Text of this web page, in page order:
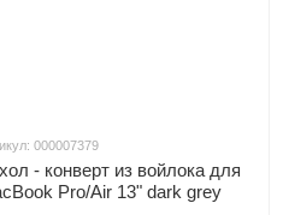
000007379
- конверт из войлока для
Pro/Air 13" dark grey